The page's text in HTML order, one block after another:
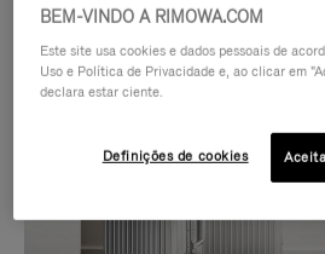
BEM-VINDO A RIMOWA.COM
Este site usa cookies e dados pessoais de
Uso e Política de Privacidade e, ao clicar em
declara estar ciente.
Definições de cookies